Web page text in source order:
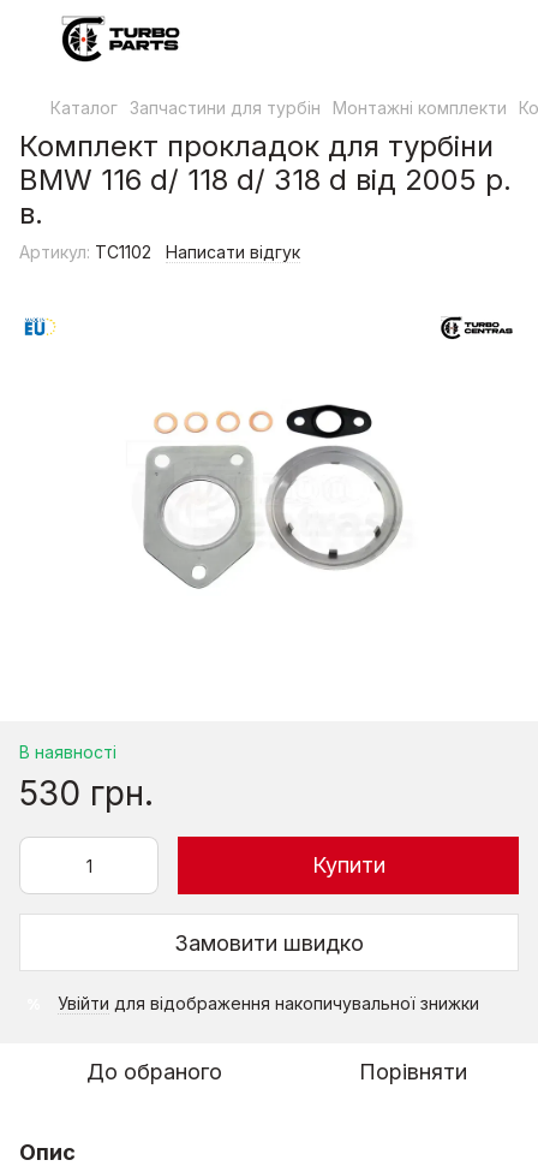
Каталог Запчастини для турбін Монтажні комплекти
Комплект прокладок для турбіни
BMW 116 d/ 118 d/ 318 d від 2005 р.
в.
Артикул: TC1102 Написати відгук
В наявності
530 грн.
Купити
Замовити швидко
Увійти для відображення накопичувальної знижки
До обраного Порівняти
Опис